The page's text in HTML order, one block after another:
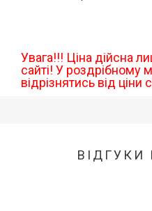
Увага!!! Ціна дійсна
сайті! У роздрібному
відрізнятись від ціни
ВІДГУКИ